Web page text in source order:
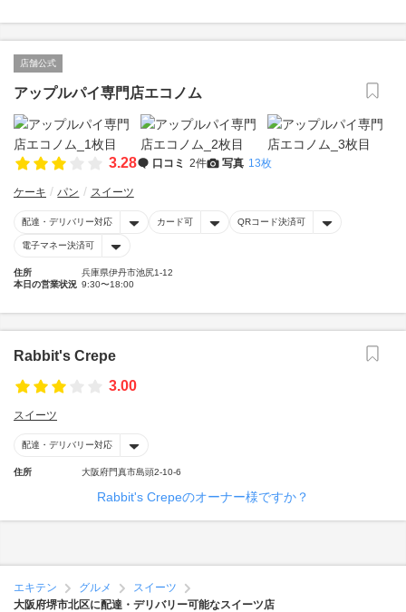
店舗公式
アップルパイ専門店エコノム
3.28 口コミ 2件 写真 13枚
ケーキ パン スイーツ
配達・デリバリー対応 カード可 QRコード決済可
電子マネー決済可
住所
兵庫県伊丹市池尻1-12
本日の営業状況 9:30〜18:00
Rabbit's Crepe
3.00
スイーツ
配達・デリバリー対応
住所 大阪府門真市島頭2-10-6
Rabbit's Crepeのオーナー様ですか？
エキテン グルメ
スイーツ
大阪府堺市北区に配達・デリバリー可能なスイーツ店